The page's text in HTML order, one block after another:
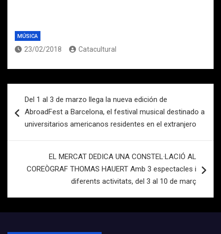
MÚSICA
23/02/2018 Catacultural
de
entradas
Del 1 al 3 de marzo llega la nueva edición de
AbroadFest a Barcelona, el festival musical destinado a
universitarios americanos residentes en el extranjero
EL MERCAT DEDICA UNA CONSTEL·LACIÓ AL
COREÒGRAF THOMAS HAUERT Amb 3 espectacles i
diferents activitats, del 3 al 10 de març